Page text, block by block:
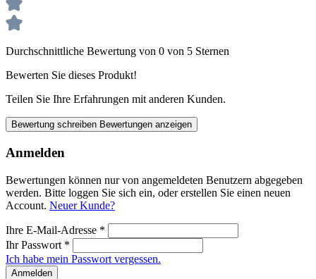
Durchschnittliche Bewertung von 0 von 5 Sternen
Bewerten Sie dieses Produkt!
Teilen Sie Ihre Erfahrungen mit anderen Kunden.
Bewertung schreiben Bewertungen anzeigen
Anmelden
Bewertungen können nur von angemeldeten Benutzern abgegeben
werden. Bitte loggen Sie sich ein, oder erstellen Sie einen neuen
Account. Neuer Kunde?
Ihre E-Mail-Adresse *
Ihr Passwort *
Ich habe mein Passwort vergessen.
Anmelden